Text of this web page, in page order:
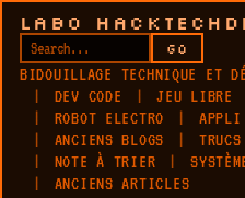
LABO
GO
BIDOUILLAGE TECHNIQUE ET
DEV CODE
JEU LIBRE
ROBOT ELECTRO
APPLI
ANCIENS BLOGS
NOTE À TRIER
ANCIENS ARTICLES